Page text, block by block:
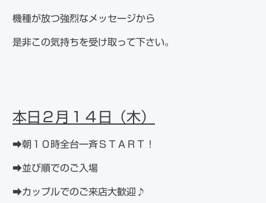
機種が放つ強烈なメッセージから
是非この気持ちを受け取って下さい。
本日２月１４ 日（木）
➡朝１０時全台一斉ＳＴＡＲＴ！
➡並び順でのご入場
➡カップルでのご来店大歓迎♪